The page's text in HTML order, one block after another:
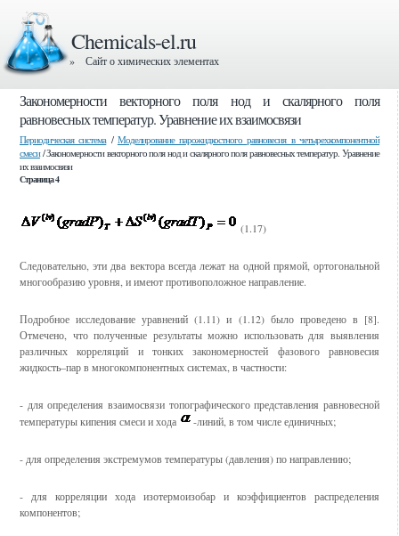
Chemicals-el.ru
» Сайт о химических элементах
Закономерности векторного поля нод и скалярного поля
равновесных температур. Уравнение их взаимосвязи
Периодическая система/ Моделирование парожидкостного равновесия в четырехкомпонентной
смеси/ Закономерности векторного поля нод и скалярного поля равновесных температур. Уравнение
их взаимосвязи
Страница 4
(1.17)
Следовательно, эти два вектора всегда лежат на одной прямой, ортогональной
многообразию уровня, и имеют противоположное направление.
Подробное исследование уравнений (1.11) и (1.12) было проведено в [8].
Отмечено, что полученные результаты можно использовать для выявления
различных корреляций и тонких закономерностей фазового равновесия
жидкость–пар в многокомпонентных системах, в частности:
- для определения взаимосвязи топографического представления равновесной
температуры кипения смеси и хода
-линий, в том числе единичных;
- для определения экстремумов температуры (давления) по направлению;
- для корреляции хода изотермоизобар и коэффициентов распределения
компонентов;